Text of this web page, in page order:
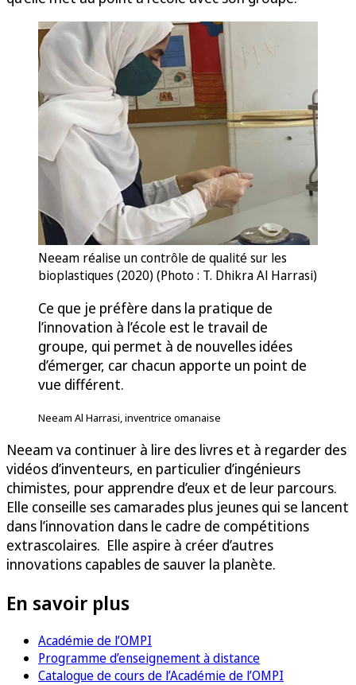
Neeam réalise un contrôle de qualité sur les
bioplastiques (2020) (Photo : T. Dhikra Al Harrasi)
Ce que je préfère dans la pratique de
l’innovation à l’école est le travail de
groupe, qui permet à de nouvelles idées
d’émerger, car chacun apporte un point de
vue différent.
Neeam Al Harrasi, inventrice omanaise
Neeam va continuer à lire des livres et à regarder des
vidéos d’inventeurs, en particulier d’ingénieurs
chimistes, pour apprendre d’eux et de leur parcours.
Elle conseille ses camarades plus jeunes qui se lancent
dans l’innovation dans le cadre de compétitions
extrascolaires. Elle aspire à créer d’autres
innovations capables de sauver la planète.
En savoir plus
Académie de l’OMPI
Programme d’enseignement à distance
Catalogue de cours de l’Académie de l’OMPI